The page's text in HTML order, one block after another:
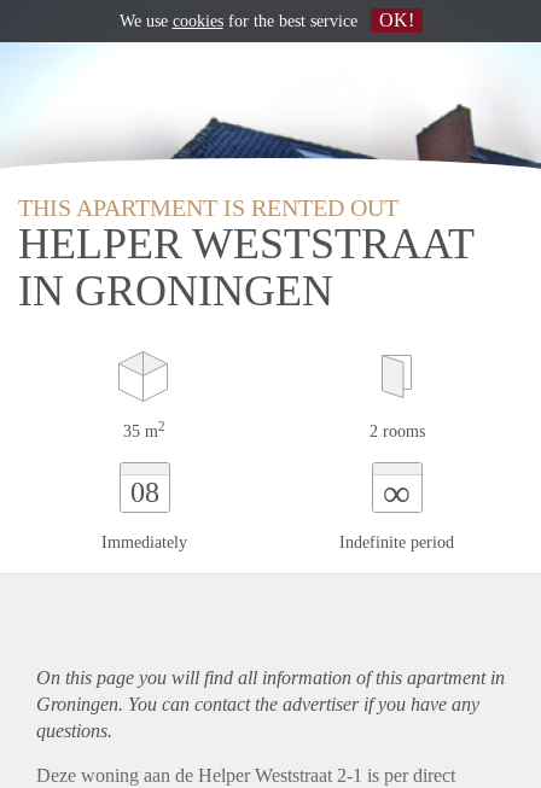
THIS APARTMENT IS RENTED OUT
HELPER WESTSTRAAT
IN GRONINGEN
35 m2 2 rooms
08
Immediately
∞
Indefinite period
On this page you will find all information of this apartmentin
Groningen. You can contact the advertiser if you have any
questions.
Deze woning aan de Helper Weststraat 2-1 is per direct
We use cookiesfor the best service OK!